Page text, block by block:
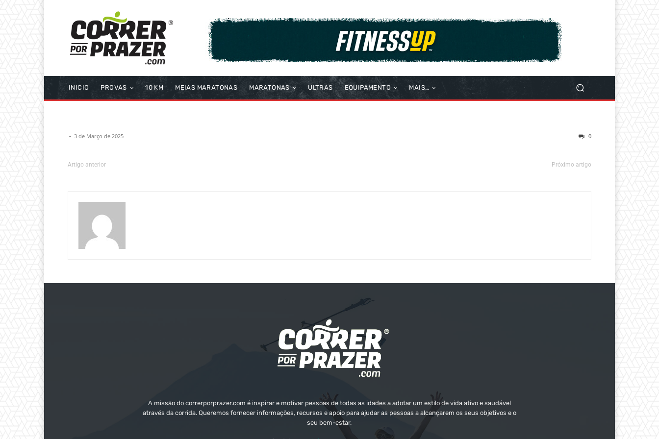
INICIO PROVAS 10 KM MEIAS MARATONAS MARATONAS ULTRAS EQUIPAMENTO MAIS…
- 3 de Março de 2025 0
Artigo anterior Próximo artigo
A missão do correrporprazer.com é inspirar e motivar pessoas de todas as idades a adotar um estilo de vida ativo e saudável
através da corrida. Queremos fornecer informações, recursos e apoio para ajudar as pessoas a alcançarem os seus objetivos e o
seu bem-estar.